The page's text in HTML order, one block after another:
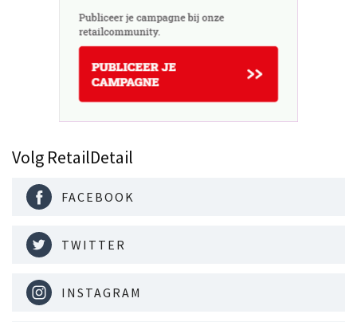
Volg RetailDetail
FACEBOOK
TWITTER
INSTAGRAM